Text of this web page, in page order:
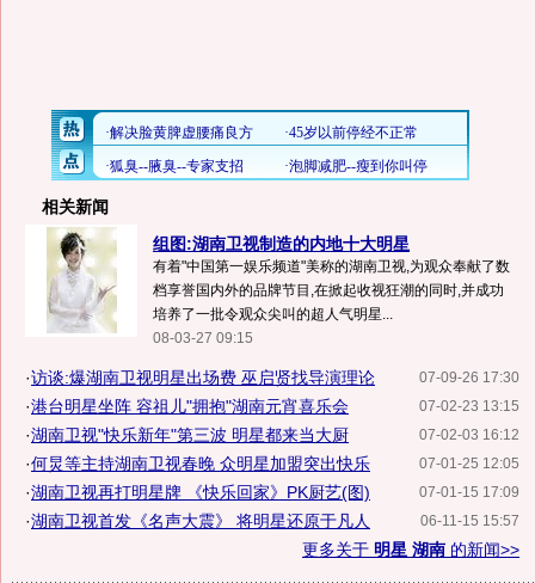
相关新闻
组图:湖南卫视制造的内地十大明星
有着"中国第一娱乐频道"美称的湖南卫视,为观众奉献了数
档享誉国内外的品牌节目,在掀起收视狂潮的同时,并成功
培养了一批令观众尖叫的超人气明星...
08-03-27 09:15
07-09-26 17:30
·访谈:爆湖南卫视明星出场费 巫启贤找导演理论
07-02-23 13:15
·港台明星坐阵 容祖儿"拥抱"湖南元宵喜乐会
07-02-03 16:12
·湖南卫视"快乐新年"第三波 明星都来当大厨
07-01-25 12:05
·何炅等主持湖南卫视春晚 众明星加盟突出快乐
07-01-15 17:09
·湖南卫视再打明星牌 《快乐回家》PK厨艺(图)
06-11-15 15:57
·湖南卫视首发《名声大震》 将明星还原于凡人
更多关于 明星 湖南 的新闻>>